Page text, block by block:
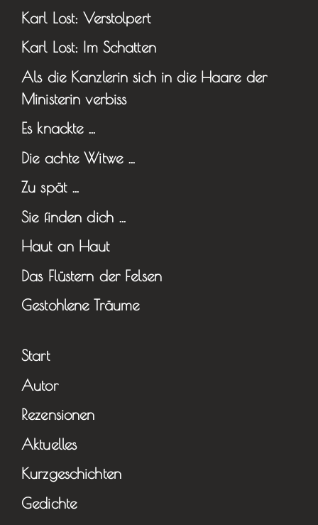
Karl Lost: Verstolpert
Karl Lost: Im Schatten
Als die Kanzlerin sich in die Haare der
Ministerin verbiss
Es knackte …
Die achte Witwe …
Zu spät …
Sie finden dich …
Haut an Haut
Das Flüstern der Felsen
Gestohlene Träume
Start
Autor
Rezensionen
Aktuelles
Kurzgeschichten
Gedichte